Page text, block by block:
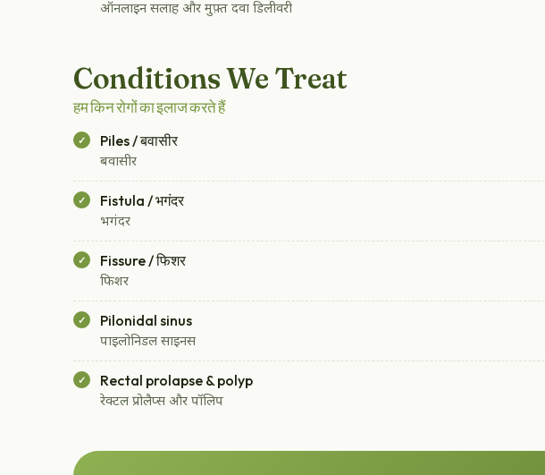
ऑनलाइन सलाह और मुफ़्त दवा डिलीवरी
Conditions We Treat
हम किन रोगों का इलाज करते हैं
Piles / बवासीर
बवासीर
Fistula / भगंदर
भगंदर
Fissure / फिशर
फिशर
Pilonidal sinus
पाइलोनिडल साइनस
Rectal prolapse & polyp
रेक्टल प्रोलैप्स और पॉलिप